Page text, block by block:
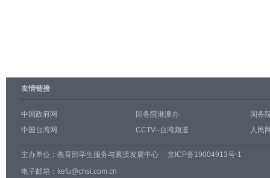
友情链接
中国政府网 国务院港澳办
国务
中国台湾网
CCTV--台湾频道 人民
主办单位： 教育部学生服务与素质发展中心
京ICP备19004913号-1
电子邮箱：kefu@chsi.com.cn